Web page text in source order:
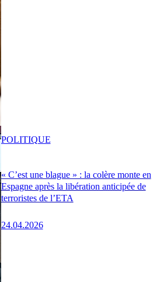
« C’est une blague » : la colère monte en
Espagne après la libération anticipée de
terroristes de l’ETA
24.04.2026
POLITIQUE